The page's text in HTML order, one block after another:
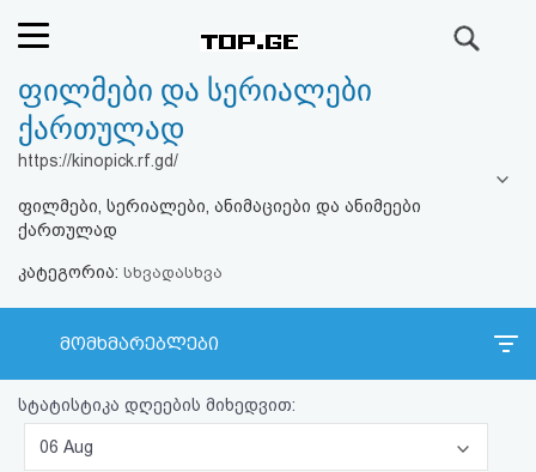
რეიტინგი
(მთავარი)
ფოსტა
კითხვა-
ავტორიზაცია
რეგისტრაცია
ფილმები და სერიალები
ქართულად
https://kinopick.rf.gd/
ფილმები, სერიალები, ანიმაციები და ანიმეები
ქართულად
კატეგორია: სხვადასხვა
მომხმარებლები
სტატისტიკა დღეების მიხედვით:
06 Aug